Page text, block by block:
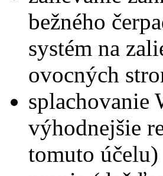
bežného
systém na
ovocných
splachovanie
výhodnejšie
tomuto účelu)